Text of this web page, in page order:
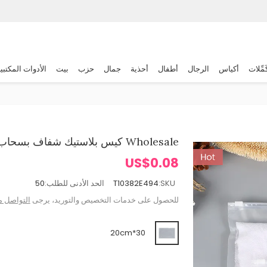
أكياس الرجال أطفال أحذية جمال حزب بيت الأدوات
Wholesale كيس بلاستيك شفاف بسحاب لتخزين الملابس المنزلية
US$0.08
SKU:
T10382E494 الحد الأدنى للطلب:50
للحصول على خدمات التخصيص والتوريد، يرجى التواصل
30*20cm